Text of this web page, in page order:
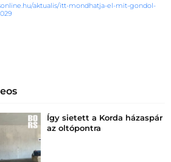
aktualis/itt-mondhatja-el-mit-gondol-
Így sietett a Korda házaspár
az oltópontra